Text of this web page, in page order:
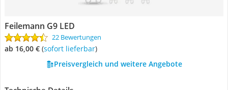
Feilemann G9 LED
22 Bewertungen
ab 16,00 € ( Sofort lieferbar)
Preisvergleich und weitere Angebote